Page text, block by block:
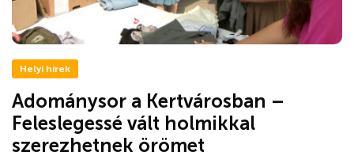
Helyi hírek
Adománysor a Kertvárosban –
Feleslegessé vált holmikkal
szerezhetnek örömet